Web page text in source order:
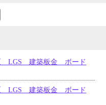
LGS 建築板金 ボード
LGS 建築板金 ボード